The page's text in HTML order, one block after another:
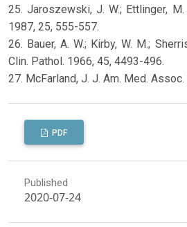
25. Jaroszewski, J. W.; Ettlinger, M.
1987, 25, 555-557.
26. Bauer, A. W.; Kirby, W. M.;
Clin. Pathol. 1966, 45, 4493-496.
27. McFarland, J. J. Am. Med.
PDF
Published
2020-07-24